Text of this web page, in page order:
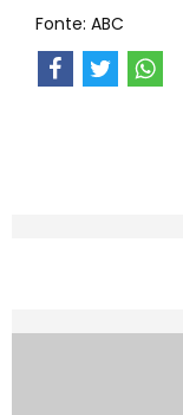
Fonte: ABC